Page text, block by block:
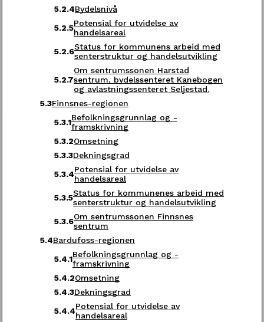
Her finner du oss
Fylkeshuset i Tromsø
Strandvegen 13
9007 Tromsø
Åpningstid
Mandag - fredag kl. 08:00-15:00
Se all kontaktinformasjon her
Følg oss
Facebook YouTube
Personvern og informasjonskapsler
Les mer om personvern hos oss
Kun nødvendige
Godta alle
5.2.4Bydelsnivå
5.2.5Potensial for utvidelse av
handelsareal
5.2.6Status for kommunens arbeid med
senterstruktur og handelsutvikling
5.2.7
Om sentrumssonen Harstad
sentrum, bydelssenteret Kanebogen
og avlastningssenteret Seljestad.
5.3Finnsnes-regionen
5.3.1Befolkningsgrunnlag og -
framskrivning
5.3.2Omsetning
5.3.3Dekningsgrad
5.3.4Potensial for utvidelse av
handelsareal
5.3.5Status for kommunenes arbeid med
senterstruktur og handelsutvikling
5.3.6Om sentrumssonen Finnsnes
sentrum
5.4Bardufoss-regionen
5.4.1Befolkningsgrunnlag og -
framskrivning
5.4.2Omsetning
5.4.3Dekningsgrad
5.4.4Potensial for utvidelse av
handelsareal